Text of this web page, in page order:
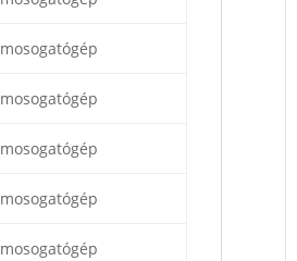
mosogatógép
mosogatógép
mosogatógép
mosogatógép
mosogatógép